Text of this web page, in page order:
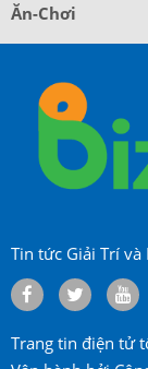
Ăn-Chơi
Tin tức Giải Trí và
Trang tin điện tử